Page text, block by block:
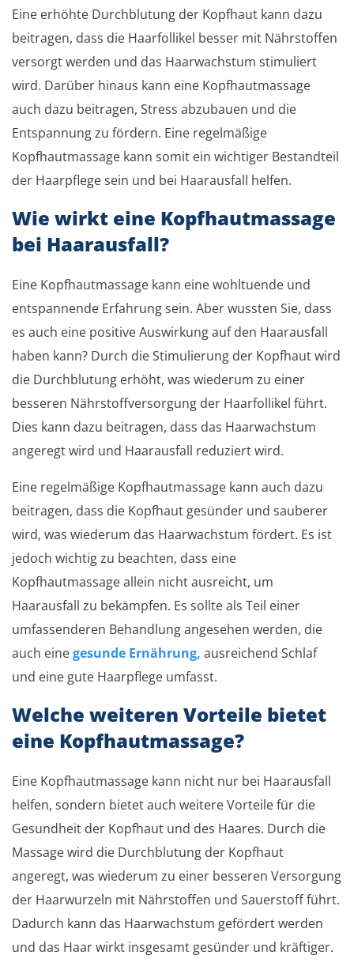
Eine erhöhte Durchblutung der Kopfhaut kann dazu
beitragen, dass die Haarfollikel besser mit Nährstoffen
versorgt werden und das Haarwachstum stimuliert
wird. Darüber hinaus kann eine Kopfhautmassage
auch dazu beitragen, Stress abzubauen und die
Entspannung zu fördern. Eine regelmäßige
Kopfhautmassage kann somit ein wichtiger Bestandteil
der Haarpflege sein und bei Haarausfall helfen.
Wie wirkt eine Kopfhautmassage
bei Haarausfall?
Eine Kopfhautmassage kann eine wohltuende und
entspannende Erfahrung sein. Aber wussten Sie, dass
es auch eine positive Auswirkung auf den Haarausfall
haben kann? Durch die Stimulierung der Kopfhaut wird
die Durchblutung erhöht, was wiederum zu einer
besseren Nährstoffversorgung der Haarfollikel führt.
Dies kann dazu beitragen, dass das Haarwachstum
angeregt wird und Haarausfall reduziert wird.
Eine regelmäßige Kopfhautmassage kann auch dazu
beitragen, dass die Kopfhaut gesünder und sauberer
wird, was wiederum das Haarwachstum fördert. Es ist
jedoch wichtig zu beachten, dass eine
Kopfhautmassage allein nicht ausreicht, um
Haarausfall zu bekämpfen. Es sollte als Teil einer
umfassenderen Behandlung angesehen werden, die
auch einegesunde Ernährung, ausreichend Schlaf
und eine gute Haarpflege umfasst.
Welche weiteren Vorteile bietet
eine Kopfhautmassage?
Eine Kopfhautmassage kann nicht nur bei Haarausfall
helfen, sondern bietet auch weitere Vorteile für die
Gesundheit der Kopfhaut und des Haares. Durch die
Massage wird die Durchblutung der Kopfhaut
angeregt, was wiederum zu einer besseren Versorgung
der Haarwurzeln mit Nährstoffen und Sauerstoff führt.
Dadurch kann das Haarwachstum gefördert werden
und das Haar wirkt insgesamt gesünder und kräftiger.